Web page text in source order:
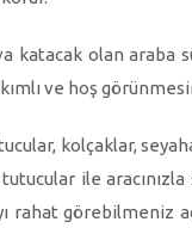
katacak olan
ve hoş
kolçaklar,
ile
rahat görebilmeniz